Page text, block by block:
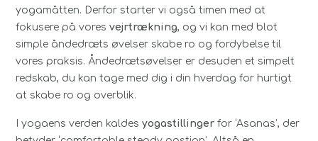
yogamåtten. Derfor starter vi også timen med at
fokusere på vores vejrtrækning, og vi kan med blot
simple åndedræts øvelser skabe ro og fordybelse til
vores praksis. Åndedrætsøvelser er desuden et simpelt
redskab, du kan tage med dig i din hverdag for hurtigt
at skabe ro og overblik.
I yogaens verden kaldes yogastillinger for ‘Asanas’, der